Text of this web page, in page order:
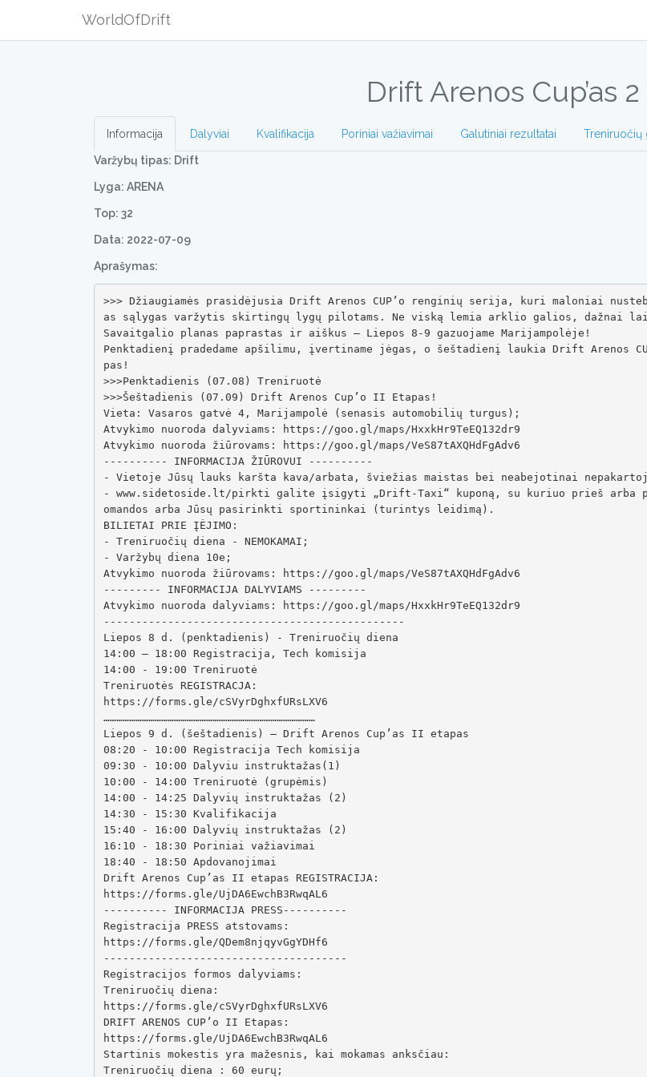
WorldOfDrift
Drift Arenos Cup’as
Informacija Dalyviai Kvalifikacija Poriniai važiavimai Galutiniai rezultatai Treniruočių
Varžybų tipas: Drift
Lyga: ARENA
Top: 32
Data: 2022-07-09
Aprašymas:
>>> Džiaugiamės prasidėjusia Drift Arenos CUP’o renginių serija, kuri maloniai
as sąlygas varžytis skirtingų lygų pilotams. Ne viską lemia arklio galios, dažnai
Savaitgalio planas paprastas ir aiškus – Liepos 8-9 gazuojame Marijampolėje!
Penktadienį pradedame apšilimu, įvertiname jėgas, o šeštadienį laukia Drift
pas!
>>>Penktadienis (07.08) Treniruotė
>>>Šeštadienis (07.09) Drift Arenos Cup’o II Etapas!
Vieta: Vasaros gatvė 4, Marijampolė (senasis automobilių turgus);
Atvykimo nuoroda dalyviams: https://goo.gl/maps/HxxkHr9TeEQ132dr9
Atvykimo nuoroda žiūrovams: https://goo.gl/maps/VeS87tAXQHdFgAdv6
---------- INFORMACIJA ŽIŪROVUI ----------
- Vietoje Jūsų lauks karšta kava/arbata, šviežias maistas bei neabejotinai
- www.sidetoside.lt/pirkti galite įsigyti „Drift-Taxi“ kuponą, su kuriuo prieš arba po
omandos arba Jūsų pasirinkti sportininkai (turintys leidimą).
BILIETAI PRIE ĮĖJIMO:
- Treniruočių diena - NEMOKAMAI;
- Varžybų diena 10e;
Atvykimo nuoroda žiūrovams: https://goo.gl/maps/VeS87tAXQHdFgAdv6
--------- INFORMACIJA DALYVIAMS ---------
Atvykimo nuoroda dalyviams: https://goo.gl/maps/HxxkHr9TeEQ132dr9
-----------------------------------------------
Liepos 8 d. (penktadienis) - Treniruočių diena
14:00 – 18:00 Registracija, Tech komisija
14:00 - 19:00 Treniruotė
Treniruotės REGISTRACJA:
https://forms.gle/cSVyrDghxfURsLXV6
………………………………………………………………………………………
Liepos 9 d. (šeštadienis) – Drift Arenos Cup’as II etapas
08:20 - 10:00 Registracija Tech komisija
09:30 - 10:00 Dalyviu instruktažas(1)
10:00 - 14:00 Treniruotė (grupėmis)
14:00 - 14:25 Dalyvių instruktažas (2)
14:30 - 15:30 Kvalifikacija
15:40 - 16:00 Dalyvių instruktažas (2)
16:10 - 18:30 Poriniai važiavimai
18:40 - 18:50 Apdovanojimai
Drift Arenos Cup’as II etapas REGISTRACIJA:
https://forms.gle/UjDA6EwchB3RwqAL6
---------- INFORMACIJA PRESS----------
Registracija PRESS atstovams:
https://forms.gle/QDem8njqyvGgYDHf6
--------------------------------------
Registracijos formos dalyviams:
Treniruočių diena:
https://forms.gle/cSVyrDghxfURsLXV6
DRIFT ARENOS CUP’o II Etapas:
https://forms.gle/UjDA6EwchB3RwqAL6
Startinis mokestis yra mažesnis, kai mokamas anksčiau:
Treniruočių diena : 60 eurų;